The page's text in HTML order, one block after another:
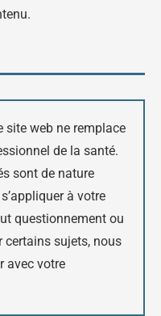
site web ne remplace
de la santé.
sont de nature
à votre
questionnement ou
certains sujets, nous
avec votre